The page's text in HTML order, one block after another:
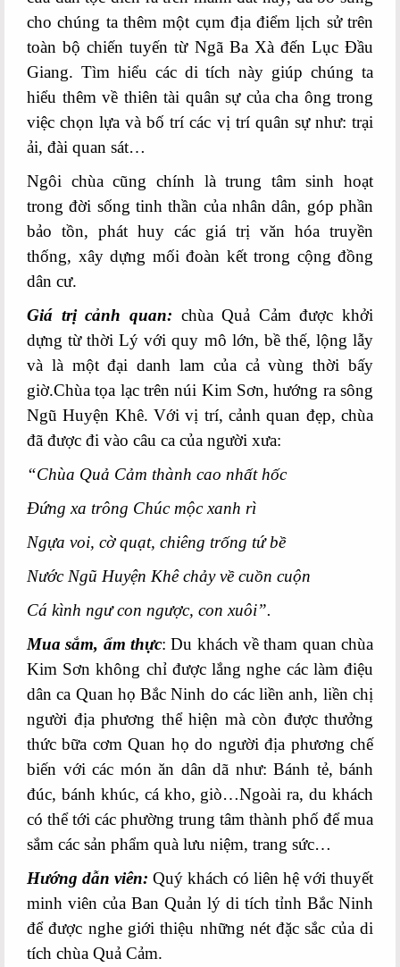
cho chúng ta thêm một cụm địa điểm lịch sử trên
toàn bộ chiến tuyến từ Ngã Ba Xà đến Lục Đầu
Giang. Tìm hiểu các di tích này giúp chúng ta
hiểu thêm về thiên tài quân sự của cha ông trong
việc chọn lựa và bố trí các vị trí quân sự như: trại
ải, đài quan sát…
Ngôi chùa cũng chính là trung tâm sinh hoạt
trong đời sống tinh thần của nhân dân, góp phần
bảo tồn, phát huy các giá trị văn hóa truyền
thống, xây dựng mối đoàn kết trong cộng đồng
dân cư.
Giá trị cảnh quan: chùa Quả Cảm được khởi
dựng từ thời Lý với quy mô lớn, bề thế, lộng lẫy
và là một đại danh lam của cả vùng thời bấy
giờ.Chùa tọa lạc trên núi Kim Sơn, hướng ra sông
Ngũ Huyện Khê. Với vị trí, cảnh quan đẹp, chùa
đã được đi vào câu ca của người xưa:
“Chùa Quả Cảm thành cao nhất hốc
Đứng xa trông Chúc mộc xanh rì
Ngựa voi, cờ quạt, chiêng trống tứ bề
Nước Ngũ Huyện Khê chảy về cuồn cuộn
Cá kình ngư con ngược, con xuôi”.
Mua sắm, ẩm thực: Du khách về tham quan chùa
Kim Sơn không chỉ được lắng nghe các làm điệu
dân ca Quan họ Bắc Ninh do các liền anh, liền chị
người địa phương thể hiện mà còn được thưởng
thức bữa cơm Quan họ do người địa phương chế
biến với các món ăn dân dã như: Bánh tẻ, bánh
đúc, bánh khúc, cá kho, giò…Ngoài ra, du khách
có thể tới các phường trung tâm thành phố để mua
sắm các sản phẩm quà lưu niệm, trang sức…
Hướng dẫn viên: Quý khách có liên hệ với thuyết
minh viên của Ban Quản lý di tích tỉnh Bắc Ninh
để được nghe giới thiệu những nét đặc sắc của di
tích chùa Quả Cảm.